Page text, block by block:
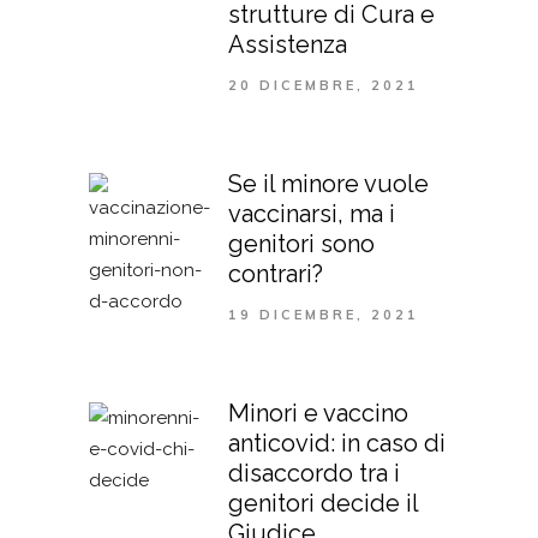
strutture di Cura e
Assistenza
20 DICEMBRE, 2021
Se il minore vuole
vaccinarsi, ma i
genitori sono
contrari?
19 DICEMBRE, 2021
Minori e vaccino
anticovid: in caso di
disaccordo tra i
genitori decide il